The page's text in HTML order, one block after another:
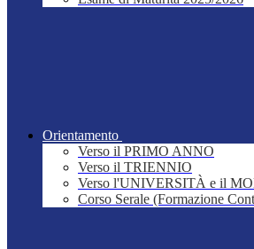
Orientamento
Verso il PRIMO ANNO
Verso il TRIENNIO
Verso l'UNIVERSITÀ e il
Corso Serale (Formazione